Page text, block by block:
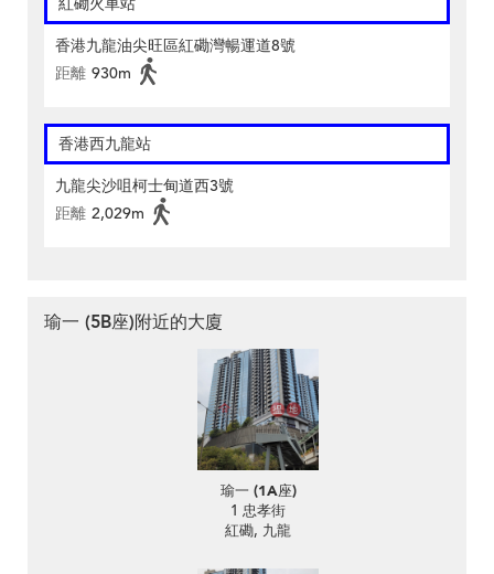
紅磡火車站
香港九龍油尖旺區紅磡灣暢運道8號
距離 930m
香港西九龍站
九龍尖沙咀柯士甸道西3號
距離 2,029m
瑜一 (5B座)附近的大廈
瑜一 (1A座)
1 忠孝街
紅磡, 九龍